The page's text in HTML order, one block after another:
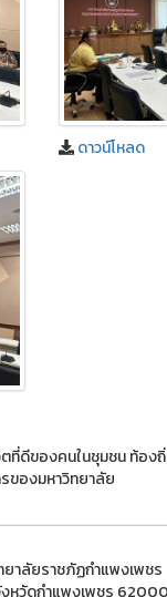
ดาวน์โหลด
ดีของคนในชุมชน ท้อง
ของมหาวิทยาลัย
ยาลัยราชภัฏกำแพงเพชร